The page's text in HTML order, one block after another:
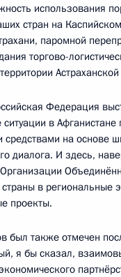
использования
стран на
паромной
торгово-
Федерация
ситуации в Афганистане
средствами на основе
диалога. И здесь,
страны в региональные
проекты.
был также отмечен
я бы сказал,